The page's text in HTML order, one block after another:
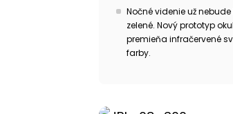
Nočné videnie už
zelené. Nový prototyp
premieňa infračervené
farby.